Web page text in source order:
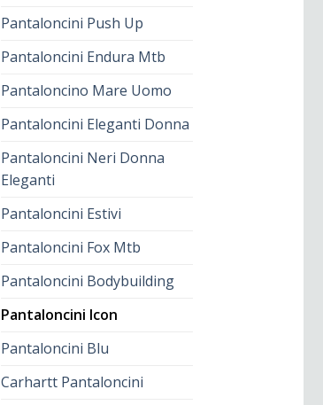
Pantaloncini Push Up
Pantaloncini Endura Mtb
Pantaloncino Mare Uomo
Pantaloncini Eleganti Donna
Pantaloncini Neri Donna
Eleganti
Pantaloncini Estivi
Pantaloncini Fox Mtb
Pantaloncini Bodybuilding
Pantaloncini Icon
Pantaloncini Blu
Carhartt Pantaloncini